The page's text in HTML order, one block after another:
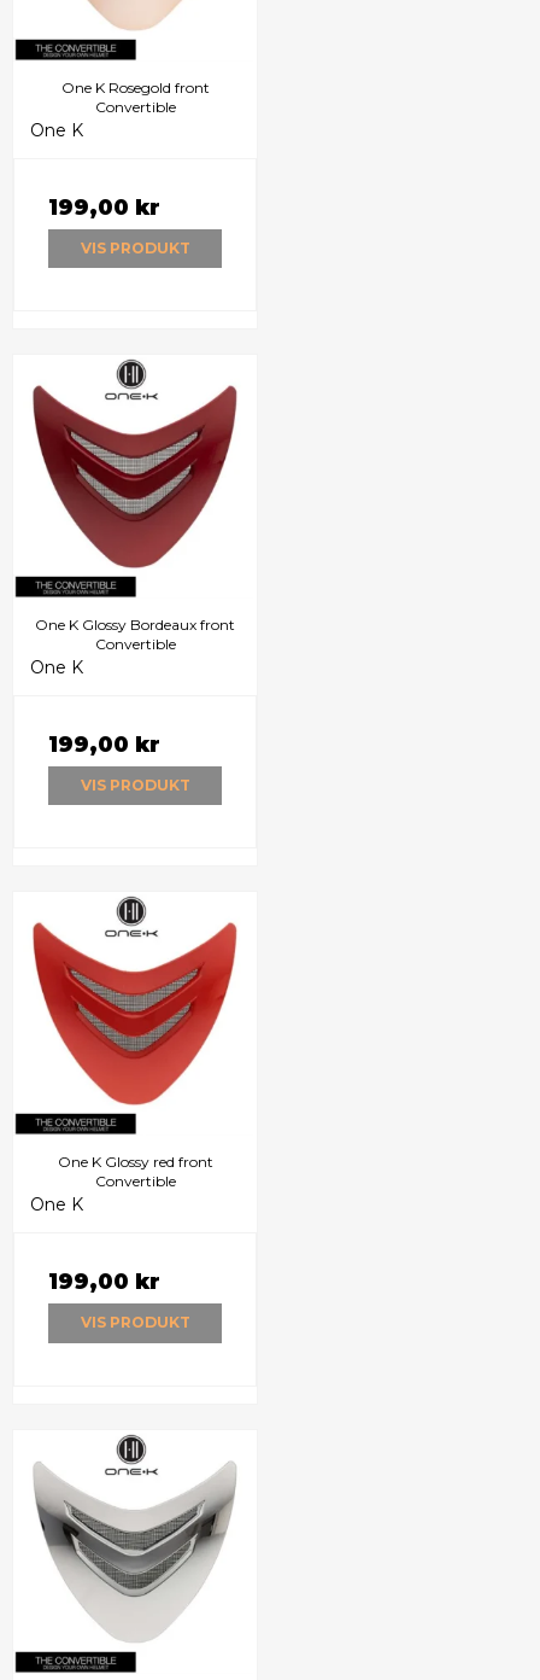
One K Rosegold front
Convertible
One K
199,00 kr
VIS PRODUKT
One K Glossy Bordeaux front
Convertible
One K
199,00 kr
VIS PRODUKT
One K Glossy red front
Convertible
One K
199,00 kr
VIS PRODUKT